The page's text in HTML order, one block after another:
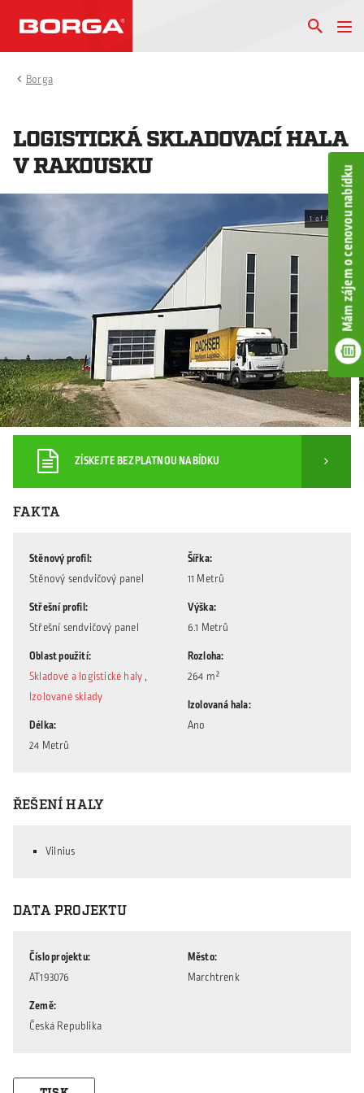
Mám zájem o cenovou nabídku
Borga
LOGISTICKÁ SKLADOVACÍ HALA
V RAKOUSKU
1 of 8
ZÍSKEJTE BEZPLATNOU NABÍDKU
FAKTA
Stěnový profil
Stěnový sendvičový panel
Střešní profil
Střešní sendvičový panel
Oblast použití
Skladové a logistické haly ,
Izolované sklady
Délka
24 Metrů
Šířka
11 Metrů
Výška
6.1 Metrů
Rozloha
264 m²
Izolovaná hala
Ano
ŘEŠENÍ HALY
Vilnius
DATA PROJEKTU
Číslo projektu
AT193076
Země
Česká Republika
Město
Marchtrenk